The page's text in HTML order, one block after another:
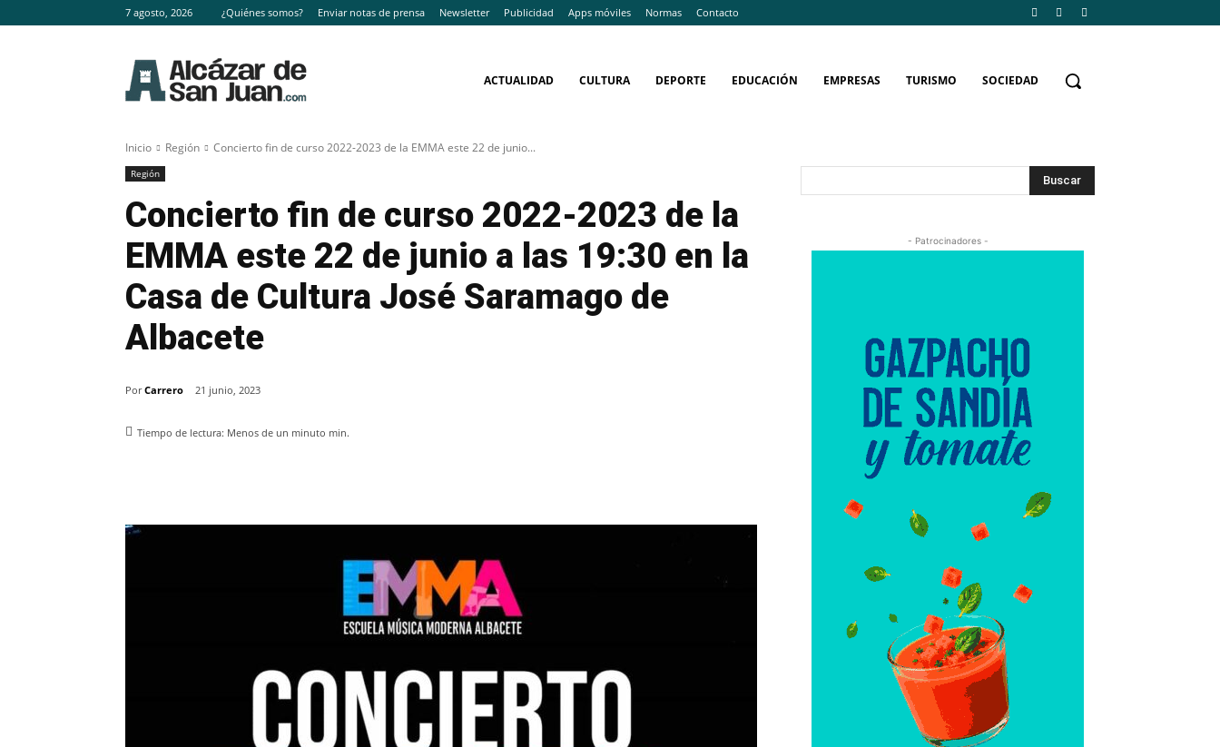
7 agosto, 2026 ¿Quiénes somos? Enviar notas de prensa Newsletter Publicidad Apps móviles Normas Contacto
ACTUALIDAD CULTURA DEPORTE EDUCACIÓN EMPRESAS TURISMO SOCIEDAD
Inicio Región Concierto fin de curso 2022-2023 de la EMMA este 22 de junio...
Región
Concierto fin de curso 2022-2023 de la
EMMA este 22 de junio a las 19:30 en la
Casa de Cultura José Saramago de
Albacete
Por Carrero 21 junio, 2023
Tiempo de lectura: Menos de un minuto min.
Buscar
- Patrocinadores -